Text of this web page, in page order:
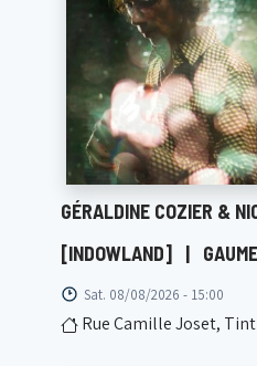
GÉRALDINE COZIER &
[INDOWLAND]
|
Sat. 08/08/2026 - 15:00
Rue Camille Joset,